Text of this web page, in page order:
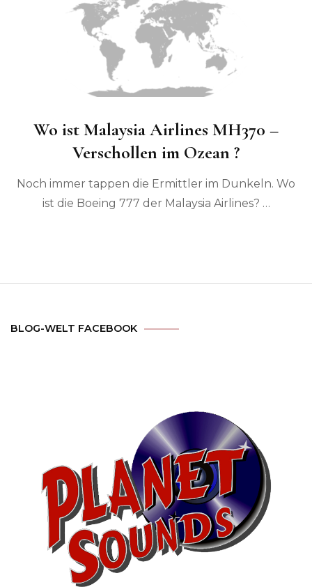
Wo ist Malaysia Airlines MH370 –
Verschollen im Ozean ?
Noch immer tappen die Ermittler im Dunkeln. Wo
ist die Boeing 777 der Malaysia Airlines? …
BLOG-WELT FACEBOOK